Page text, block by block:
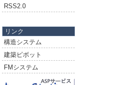
RSS2.0
リンク
構造システム
建築ピボット
FMシステム